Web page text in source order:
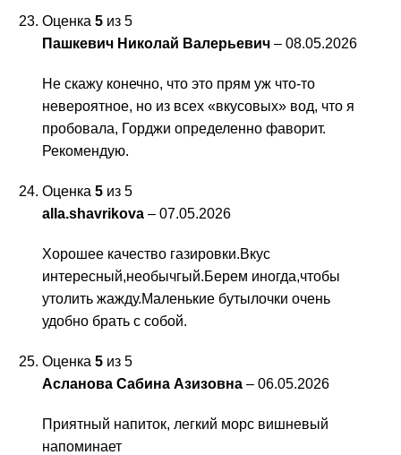
Оценка 5 из 5
Пашкевич Николай Валерьевич – 08.05.2026
Не скажу конечно, что это прям уж что-то
невероятное, но из всех «вкусовых» вод, что я
пробовала, Горджи определенно фаворит.
Рекомендую.
Оценка 5 из 5
alla.shavrikova – 07.05.2026
Хорошее качество газировки.Вкус
интересный,необычгый.Берем иногда,чтобы
утолить жажду.Маленькие бутылочки очень
удобно брать с собой.
Оценка 5 из 5
Асланова Сабина Азизовна – 06.05.2026
Приятный напиток, легкий морс вишневый
напоминает